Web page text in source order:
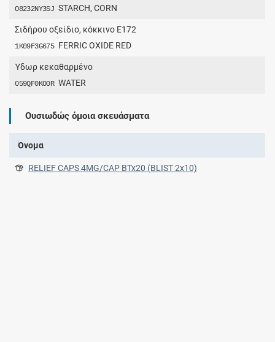
O8232NY3SJ STARCH, CORN
Σιδήρου οξείδιο, κόκκινο E172
1K09F3G675 FERRIC OXIDE RED
Ύδωρ κεκαθαρμένο
059QF0KO0R WATER
Ουσιωδώς όμοια σκευάσματα
Όνομα
RELIEF CAPS 4MG/CAP BTx20 (BLIST 2x10)